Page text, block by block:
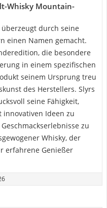
Whisky Mountain-
überzeugt durch seine
einen Namen gemacht.
die besondere
in einem spezifischen
seinem Ursprung treu
des Herstellers. Slyrs
seine Fähigkeit,
Ideen zu
zu
Whisky, der
erfahrene Genießer